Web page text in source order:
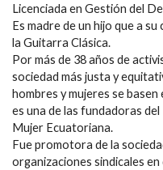
Licenciada en Gestión del
Es madre de un hijo que a
la Guitarra Clásica.
Por más de 38 años de
sociedad más justa y
hombres y mujeres se basen
es una de las fundadoras
Mujer Ecuatoriana.
Fue promotora de la
organizaciones sindicales